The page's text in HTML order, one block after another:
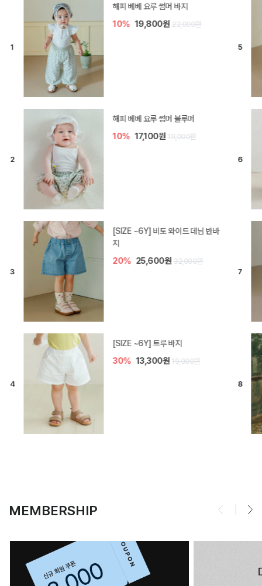
[SIZE ~6Y] 델린 린넨 바지
10% 21,600원 24,000원
듀이 아기 바지
10% 17,100원 19,000원
[SIZE ~6Y] 라핀 카프리 팬츠
30%
엘로디 니트 아기 바지
20% 16,000원 20,000원
MEMBERSHIP